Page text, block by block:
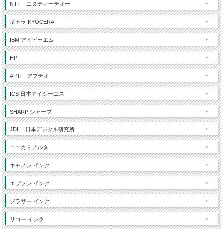
NTT エヌティーティー
京セラ KYOCERA
IBM アイビーエム
HP
APTi アプティ
ICS 日本アイシーエス
SHARP シャープ
JDL 日本デジタル研究所
コニカミノルタ
キャノン インク
エプソン インク
ブラザー インク
リコー インク